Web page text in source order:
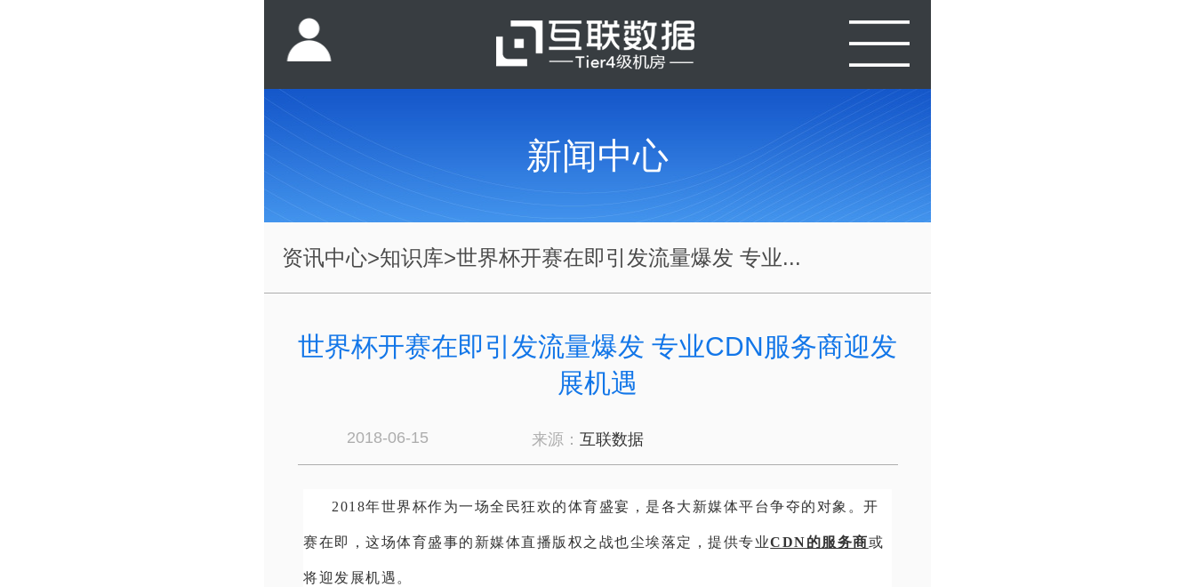
新闻中心
资讯中心>知识库>世界杯开赛在即引发流量爆发 专业...
世界杯开赛在即引发流量爆发 专业CDN服务商迎发
展机遇
2018-06-15 来源： 互联数据
2018年世界杯作为一场全民狂欢的体育盛宴，是各大新媒体平台争夺的对象。开
赛在即，这场体育盛事的新媒体直播版权之战也尘埃落定，提供专业CDN的服务商或
将迎发展机遇。